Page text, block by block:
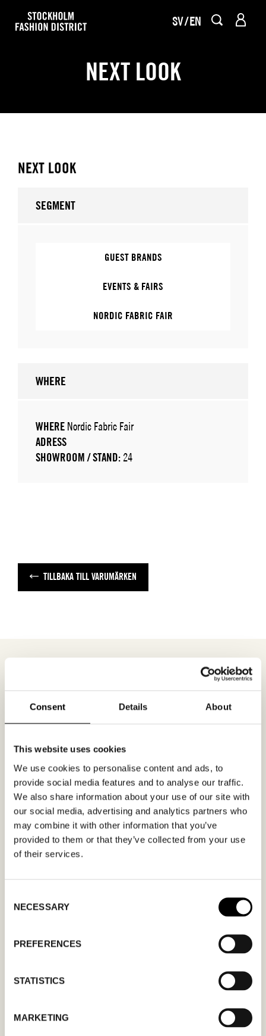
Consent Details About
This website uses cookies
We use cookies to personalise content and ads, to
provide social media features and to analyse our traffic.
We also share information about your use of our site with
our social media, advertising and analytics partners who
may combine it with other information that you’ve
provided to them or that they’ve collected from your use
of their services.
Selection
NECESSARY
PREFERENCES
STATISTICS
MARKETING
SV EN
NEXT LOOK
NEXT LOOK
SEGMENT
GUEST BRANDS
EVENTS & FAIRS
NORDIC FABRIC FAIR
WHERE
WHERE Nordic Fabric Fair
ADRESS
SHOWROOM / STAND: 24
TILLBAKA TILL VARUMÄRKEN
möte och en hälsning. Kom ihåg att skriva i din
mailadress korrekt för att bekräftelsen ska nå
dig. Endast bekräftade mötesförfrågningar
gäller.
snedstreck
snedstreck